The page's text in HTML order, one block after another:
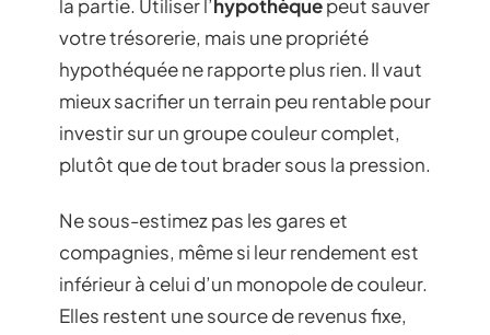
la partie. Utiliser l’hypothèquepeut sauver
votre trésorerie, mais une propriété
hypothéquée ne rapporte plus rien. Il vaut
mieux sacrifier un terrain peu rentable pour
investir sur un groupe couleur complet,
plutôt que de tout brader sous la pression.
Ne sous-estimez pas les gares et
compagnies, même si leur rendement est
inférieur à celui d’un monopole de couleur.
Elles restent une source de revenus fixe,